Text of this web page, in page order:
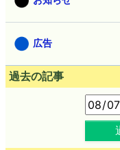
広告
過去の記事